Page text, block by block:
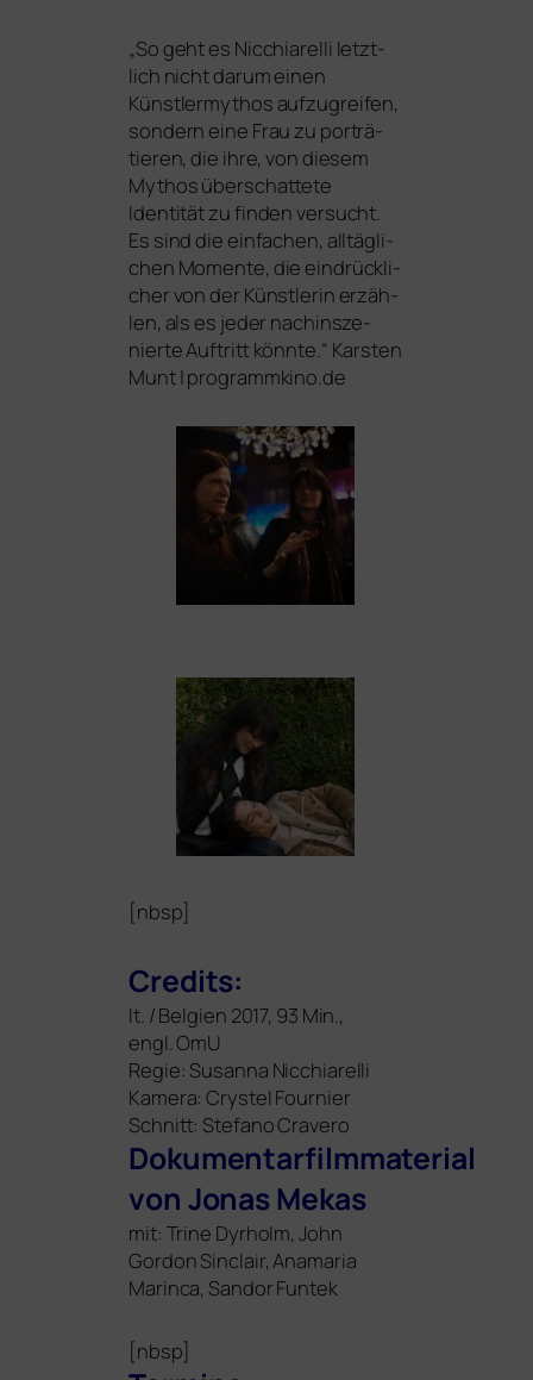
„So geht es Nicchiarelli letzt­
lich nicht dar­um einen
Künstlermythos auf­zu­grei­fen,
son­dern eine Frau zu por­trä­
tie­ren, die ihre, von die­sem
Mythos über­schat­te­te
Identität zu fin­den ver­sucht.
Es sind die ein­fa­chen, all­täg­li­
chen Momente, die ein­drück­li­
cher von der Künstlerin erzäh­
len, als es jeder nach­in­sze­
nier­te Auftritt könn­te.“ Karsten
Munt | programmkino.de
[nbsp]
Credits:
It. / Belgien 2017, 93 Min.,
engl. OmU
Regie: Susanna Nicchiarelli
Kamera: Crystel Fournier
Schnitt: Stefano Cravero
Dokumentarfilmmaterial
von Jonas Mekas
mit: Trine Dyrholm, John
Gordon Sinclair, Anamaria
Marinca, Sandor Funtek
[nbsp]